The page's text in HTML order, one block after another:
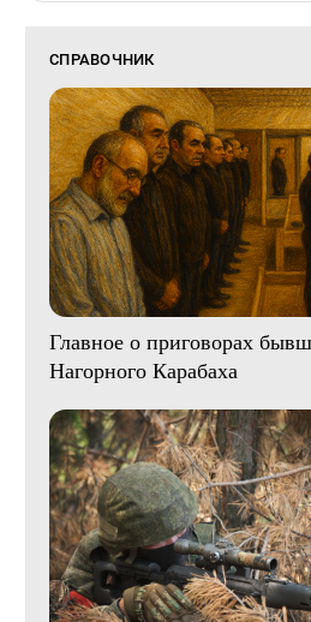
СПРАВОЧНИК
Главное о приговорах
Нагорного Карабаха